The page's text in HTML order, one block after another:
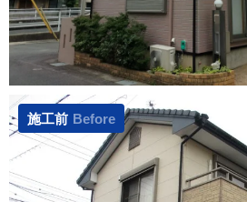
施工前 Before